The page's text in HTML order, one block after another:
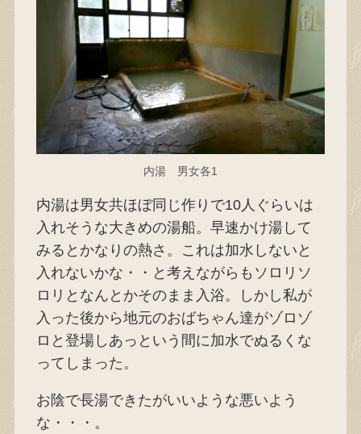
内湯 男女各1
内湯は男女共ほぼ同じ作りで10人ぐらいは
入れそうな大きめの湯船。早速かけ湯して
みるとかなりの熱さ。これは加水しないと
入れないかな・・と考えながらもソロリソ
ロリとなんとかそのまま入浴。しかし私が
入った後から地元のおばちゃん達がゾロゾ
ロと登場しあっという間に加水でぬるくな
ってしまった。
お陰で長湯できたがいいような悪いよう
な・・・。